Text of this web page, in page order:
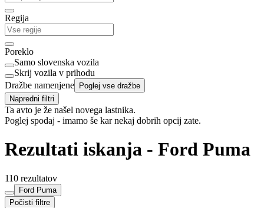
Regija
Poreklo
Samo slovenska vozila
Skrij vozila v prihodu
Dražbe namenjene Poglej vse dražbe
Napredni filtri
Ta avto je že našel novega lastnika.
Poglej spodaj - imamo še kar nekaj dobrih opcij zate.
Rezultati iskanja - Ford Puma
110 rezultatov
Ford Puma
Počisti filtre